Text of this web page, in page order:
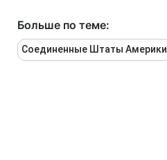
Больше по теме:
Соединенные Штаты Америки